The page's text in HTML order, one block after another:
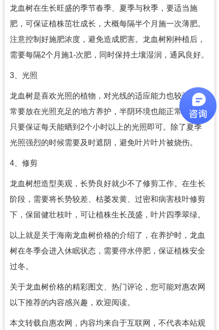
龙血树在生长旺盛的季节春季、夏季与秋季，要适当施
肥，可保证植株茁壮成长，大概每隔半个月施一次薄肥。
注意控制好施肥浓度，避免造成肥害。龙血树刚种植后，
需要每隔2个月施1-次肥，同时保持土壤湿润，通风良好。
3、光照
龙血树是喜欢光照的植物，对光线的适应能力也较强。日
常要放在光照充足的地方养护，半阴环境也能正常生长，
只要保证每天能晒到2个小时以上的光照即可。除了夏季
光照强烈的时候需要及时遮阴，避免叶片叶片被烧伤。
4、修剪
龙血树想造型美观，长势良好就少不了修剪工作。在生长
阶段，需要将长势较差、枯萎发黄、过密和病害枝叶修剪
下，保留健壮枝叶，可让植株生长茂盛，叶片四季翠绿。
以上就是关于海南龙血树价格的介绍了，在养护时，龙血
树在冬季会进入休眠状态，需要停水停肥，保证植株安全
过冬。
关于龙血树价格的精彩图文、热门评论，您可能对惠农网
以下推荐的内容感兴趣，欢迎阅读。
本文转载自惠农网，内容均来自于互联网，不代表本站观